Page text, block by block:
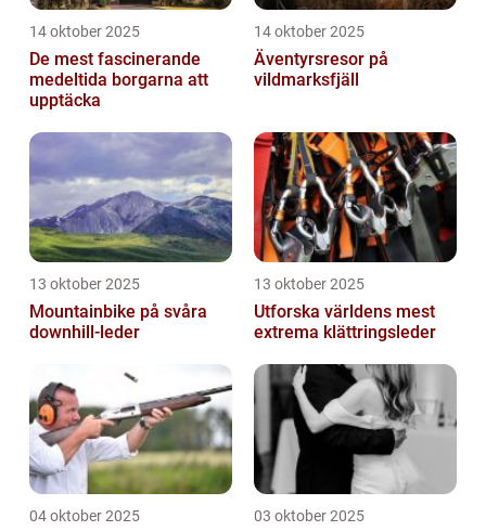
14 oktober 2025
De mest fascinerande
medeltida borgarna att
upptäcka
14 oktober 2025
Äventyrsresor på
vildmarksfjäll
13 oktober 2025
Mountainbike på svåra
downhill-leder
13 oktober 2025
Utforska världens mest
extrema klättringsleder
04 oktober 2025 03 oktober 2025